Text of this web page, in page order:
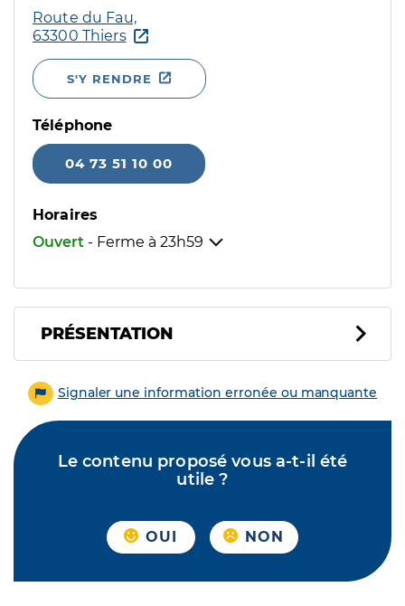
Route du Fau,
63300 Thiers
S'Y RENDRE
Téléphone
04 73 51 10 00
Horaires
Ouvert - Ferme à 23h59
PRÉSENTATION
Signaler une information erronée ou manquante
Le contenu proposé vous a-t-il été
utile ?
OUI NON